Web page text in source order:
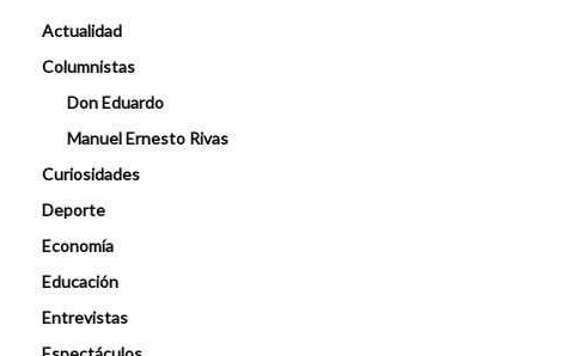
Actualidad
Columnistas
Don Eduardo
Manuel Ernesto Rivas
Curiosidades
Deporte
Economía
Educación
Entrevistas